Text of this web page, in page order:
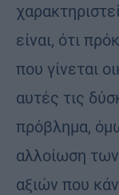
είναι, ότι
που γίνεται
αυτές τις
πρόβλημα,
αλλοίωση
αξιών που